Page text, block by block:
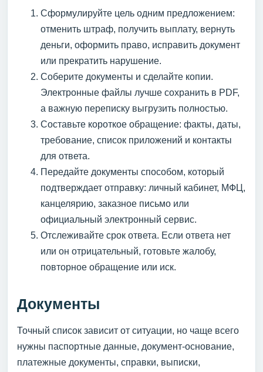
Сформулируйте цель одним предложением:
отменить штраф, получить выплату, вернуть
деньги, оформить право, исправить документ
или прекратить нарушение.
Соберите документы и сделайте копии.
Электронные файлы лучше сохранить в PDF,
а важную переписку выгрузить полностью.
Составьте короткое обращение: факты, даты,
требование, список приложений и контакты
для ответа.
Передайте документы способом, который
подтверждает отправку: личный кабинет, МФЦ,
канцелярию, заказное письмо или
официальный электронный сервис.
Отслеживайте срок ответа. Если ответа нет
или он отрицательный, готовьте жалобу,
повторное обращение или иск.
Документы
Точный список зависит от ситуации, но чаще всего
нужны паспортные данные, документ-основание,
платежные документы, справки, выписки,